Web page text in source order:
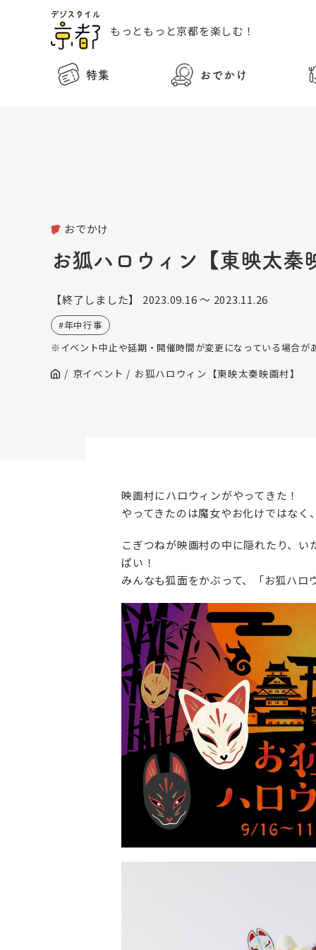
もっともっと京都を楽しむ！
特集 おでかけ
おでかけ
お狐ハロウィン【東映太秦
【終了しました】 2023.09.16 ～ 2023.11.26
年中行事
※イベント中止や延期・開催時間が変更になっている場合
京イベント お狐ハロウィン【東映太秦映画村】
映画村にハロウィンがやってきた！
やってきたのは魔女やお化けではなく
こぎつねが映画村の中に隠れたり、
ぱい！
みんなも狐面をかぶって、「お狐ハロ